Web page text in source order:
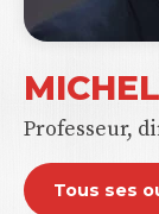
Professeur,
Tous ses